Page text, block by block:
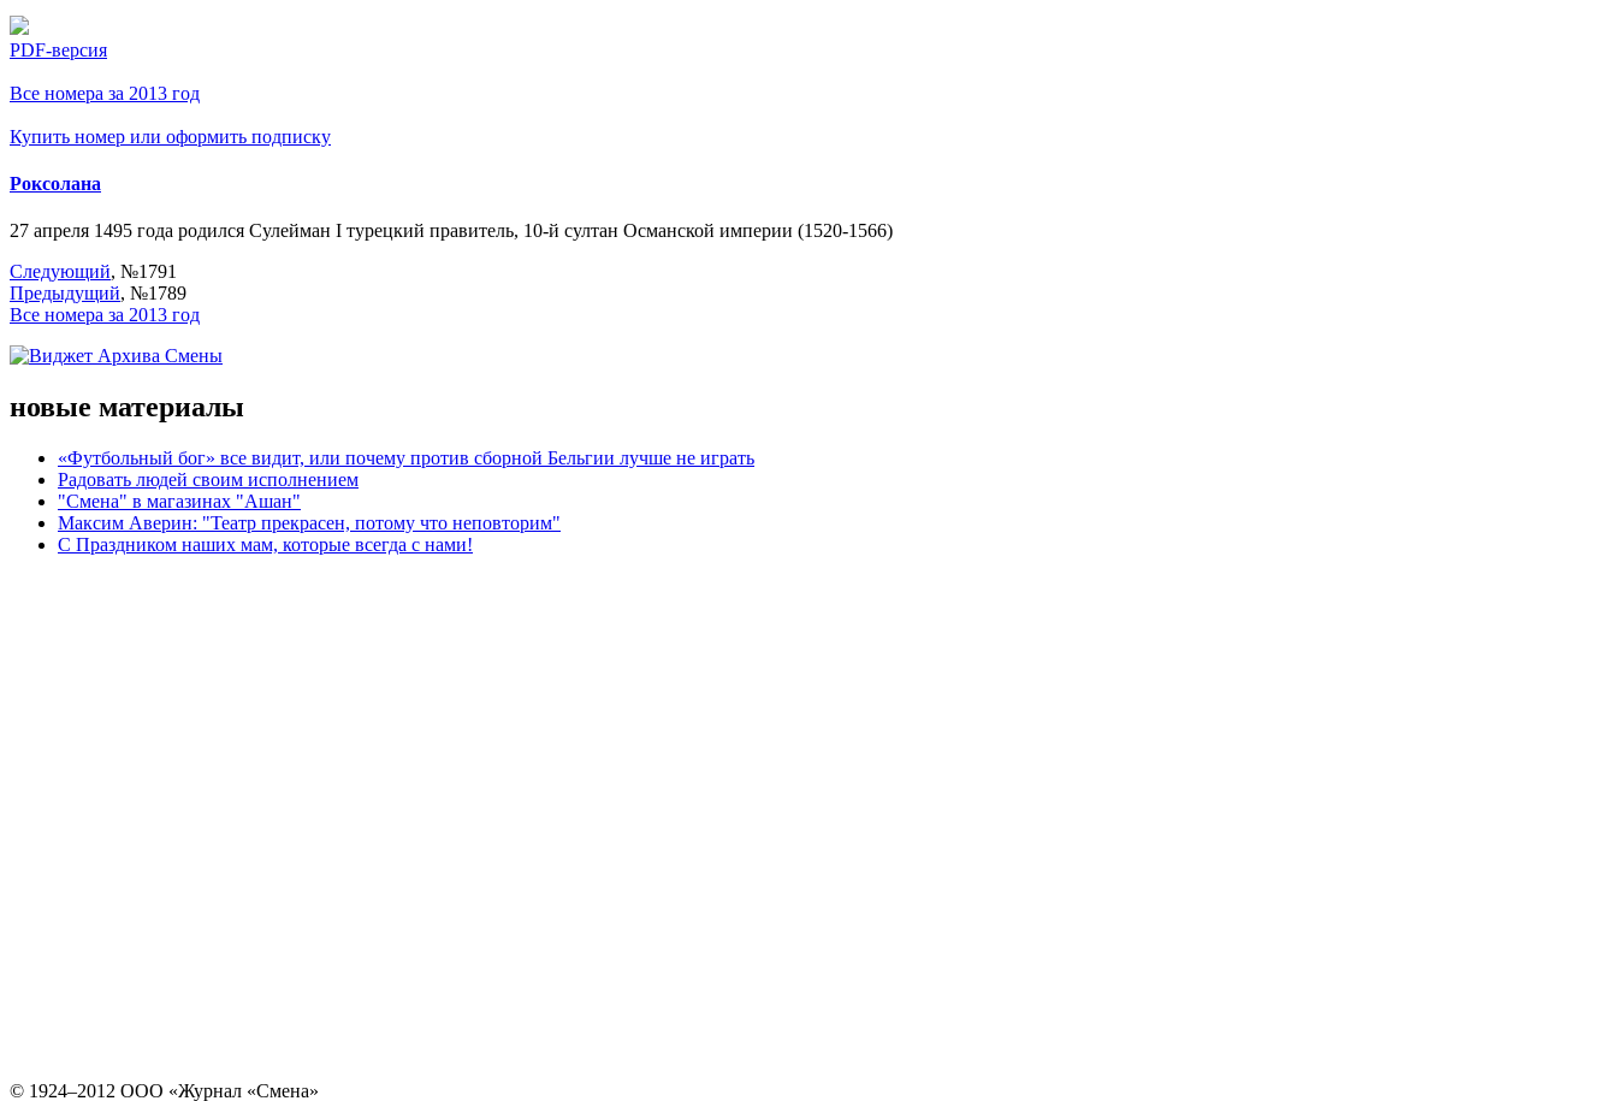
PDF-версия
Все номера за 2013 год
Купить номер или оформить подписку
Роксолана
27 апреля 1495 года родился Сулейман I турецкий правитель, 10-й султан Османской империи (1520-1566)
Следующий, №1791
Предыдущий, №1789
Все номера за 2013 год
новые материалы
«Футбольный бог» все видит, или почему против сборной Бельгии лучше не играть
Радовать людей своим исполнением
"Смена" в магазинах "Ашан"
Максим Аверин: "Театр прекрасен, потому что неповторим"
С Праздником наших мам, которые всегда с нами!
© 1924–2012 ООО «Журнал «Смена»